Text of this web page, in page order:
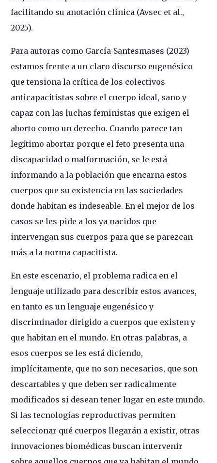
facilitando su anotación clínica (Avsec et al.,
2025).
Para autoras como García-Santesmases (2023)
estamos frente a un claro discurso eugenésico
que tensiona la crítica de los colectivos
anticapacitistas sobre el cuerpo ideal, sano y
capaz con las luchas feministas que exigen el
aborto como un derecho. Cuando parece tan
legítimo abortar porque el feto presenta una
discapacidad o malformación, se le está
informando a la población que encarna estos
cuerpos que su existencia en las sociedades
donde habitan es indeseable. En el mejor de los
casos se les pide a los ya nacidos que
intervengan sus cuerpos para que se parezcan
más a la norma capacitista.
En este escenario, el problema radica en el
lenguaje utilizado para describir estos avances,
en tanto es un lenguaje eugenésico y
discriminador dirigido a cuerpos que existen y
que habitan en el mundo. En otras palabras, a
esos cuerpos se les está diciendo,
implícitamente, que no son necesarios, que son
descartables y que deben ser radicalmente
modificados si desean tener lugar en este mundo.
Si las tecnologías reproductivas permiten
seleccionar qué cuerpos llegarán a existir, otras
innovaciones biomédicas buscan intervenir